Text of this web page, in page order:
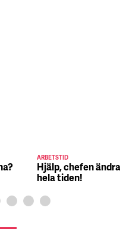
ARBETSTID
Hjälp, chefen
hela tiden!